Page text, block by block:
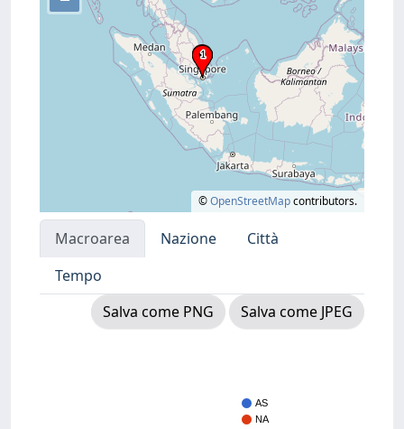
©OpenStreetMapcontributors.
Macroarea Nazione
Città
Tempo
Salva come PNG
Salva come JPEG
AS
NA